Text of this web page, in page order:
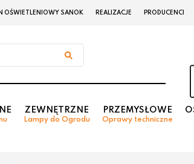
OŚWIETLENIOWY SANOK REALIZACJE PRODUCENCI
ZEWNĘTRZNE
Lampy do Ogrodu
PRZEMYSŁOWE
Oprawy techniczne